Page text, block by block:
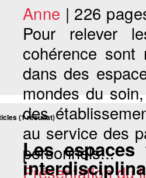
Anne | 226
Pour relever
cohérence sont
dans des
mondes du
des
au service des
personnels...
Présentation du
(1 résultat)
Les